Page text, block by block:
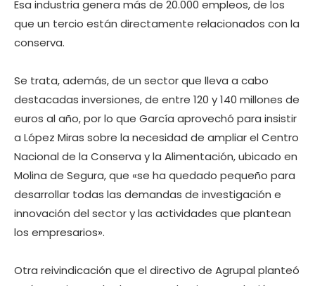
Esa industria genera más de 20.000 empleos, de los
que un tercio están directamente relacionados con la
conserva.
Se trata, además, de un sector que lleva a cabo
destacadas inversiones, de entre 120 y 140 millones de
euros al año, por lo que García aprovechó para insistir
a López Miras sobre la necesidad de ampliar el Centro
Nacional de la Conserva y la Alimentación, ubicado en
Molina de Segura, que «se ha quedado pequeño para
desarrollar todas las demandas de investigación e
innovación del sector y las actividades que plantean
los empresarios».
Otra reivindicación que el directivo de Agrupal planteó